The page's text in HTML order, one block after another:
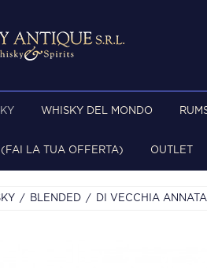
WHISKY DEL MONDO
LA TUA OFFERTA) OUTLET
BLENDED DI VECCHIA ANNATA